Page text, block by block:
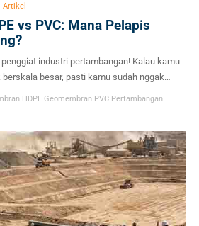
Artikel
vs PVC: Mana Pelapis
industri pertambangan! Kalau kamu
besar, pasti kamu sudah nggak
dan manajer proyek, […]
HDPE Geomembran PVC Pertambangan